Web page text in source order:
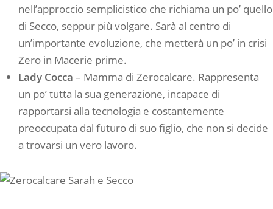
nell’approccio semplicistico che richiama un po’ quello
di Secco, seppur più volgare. Sarà al centro di
un’importante evoluzione, che metterà un po’ in crisi
Zero in Macerie prime.
Lady Cocca – Mamma di Zerocalcare. Rappresenta
un po’ tutta la sua generazione, incapace di
rapportarsi alla tecnologia e costantemente
preoccupata dal futuro di suo figlio, che non si decide
a trovarsi un vero lavoro.